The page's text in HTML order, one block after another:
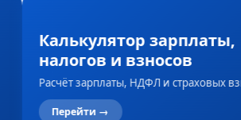
Калькулятор зарплаты,
налогов и взносов
Расчёт зарплаты, НДФЛ и страховых
Перейти →